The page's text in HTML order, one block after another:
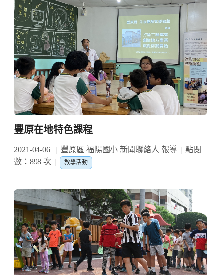
豐原在地特色課程
2021-04-06 豐原區 福陽國小 新聞聯絡人 報導
點閱
數：898 次
教學活動